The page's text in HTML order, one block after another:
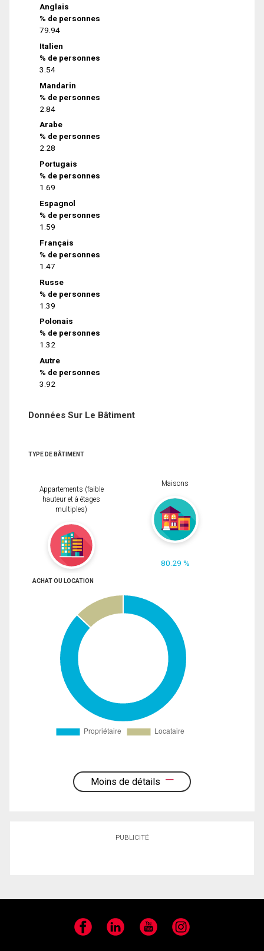
Anglais
% de personnes
79.94
Italien
% de personnes
3.54
Mandarin
% de personnes
2.84
Arabe
% de personnes
2.28
Portugais
% de personnes
1.69
Espagnol
% de personnes
1.59
Français
% de personnes
1.47
Russe
% de personnes
1.39
Polonais
% de personnes
1.32
Autre
% de personnes
3.92
Données Sur Le Bâtiment
TYPE DE BÂTIMENT
Appartements (faible
hauteur et à étages
multiples)
Maisons
80.29 %
ACHAT OU LOCATION
Moins de détails
PUBLICITÉ
Facebook LinkedIn YouTube Instagram